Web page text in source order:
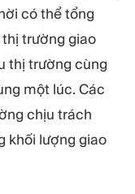
có thể tổng
trường giao
thị trường cùng
một lúc. Các
chịu trách
khối lượng giao